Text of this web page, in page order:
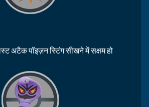
अटैक पॉइज़न स्टिंग सीखने में सक्षम हो